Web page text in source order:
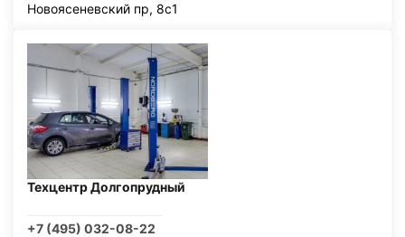
Новоясеневский пр, 8с1
Техцентр Долгопрудный
+7 (495) 032-08-22